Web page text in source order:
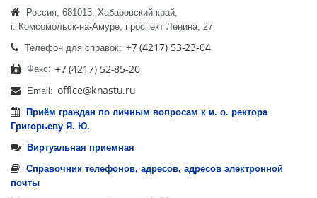
Россия, 681013, Хабаровский край,
г. Комсомольск-на-Амуре, проспект Ленина, 27
Телефон для справок:
Факс:
Email:
Приём граждан по личным вопросам к и. о. ректора
Григорьеву Я. Ю.
Виртуальная приемная
Справочник телефонов, адресов, адресов электронной
почты